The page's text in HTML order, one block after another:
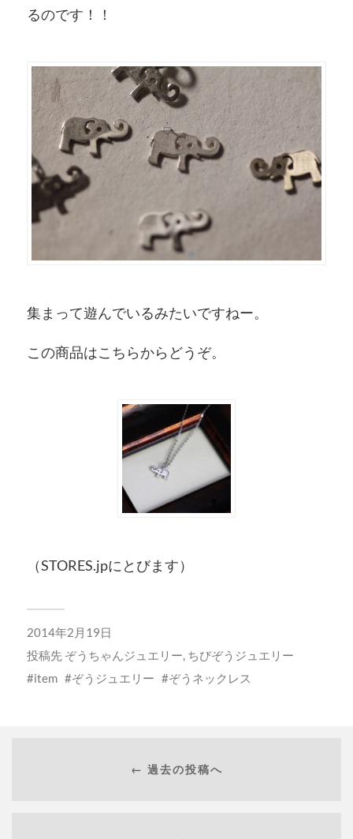
るのです！！
集まって遊んでいるみたいですねー。
この商品はこちらからどうぞ。
（STORES.jpにとびます）
2014年2月19日
投稿先 ぞうちゃんジュエリー ちびぞうジュエリー
item
ぞうジュエリー ぞうネックレス
← 過去の投稿へ